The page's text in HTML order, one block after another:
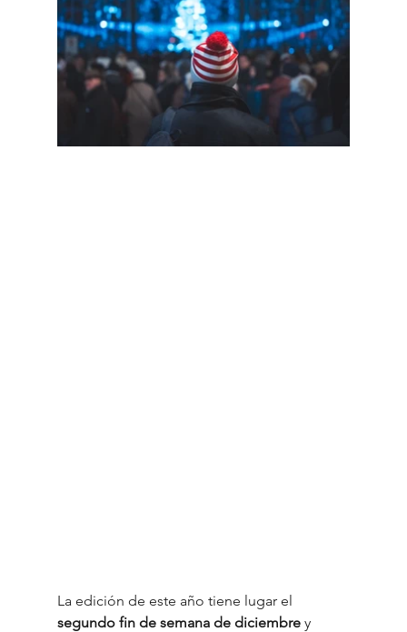
La edición de este año tiene lugar el
segundo fin de semana de diciembre y